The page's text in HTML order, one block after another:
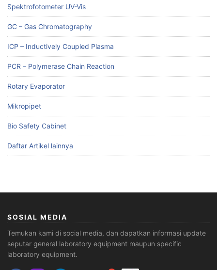
Spektrofotometer UV-Vis
GC – Gas Chromatography
ICP – Inductively Coupled Plasma
PCR – Polymerase Chain Reaction
Rotary Evaporator
Mikropipet
Bio Safety Cabinet
Daftar Artikel lainnya
SOSIAL MEDIA
Temukan kami di social media, dan dapatkan informasi update
seputar general laboratory equipment maupun specific
laboratory equipment.